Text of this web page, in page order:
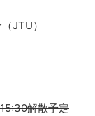
JTU）
解散予定